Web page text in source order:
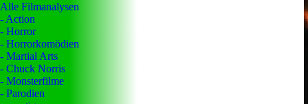
Alle Filmanalysen
- Action
- Horror
- Horrorkomödien
- Martial Arts
- Chuck Norris
- Monsterfilme
- Parodien